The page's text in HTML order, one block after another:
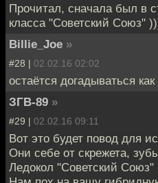
Прочитал, сначала был в
класса "Советский Союз"
Billie_Joe »
#28 | 02.02.16 02:02
остаётся догадываться
ЗГВ-89 »
#29 | 02.02.16 09:11
Вот это будет повод для
Они себе от скрежета,
Ледокол "Советский Союз"